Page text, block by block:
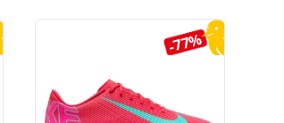
-77%